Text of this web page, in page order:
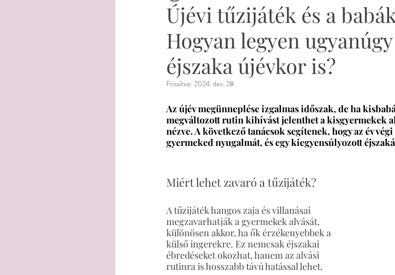
Újévi tűzijáték és a
Hogyan legyen
éjszaka újévkor is?
Frissítve: 2024. dec. 28.
Az újév megünneplése izgalmas időszak, de ha
megváltozott rutin kihívást jelenthet a kisgyermekek
nézve. A következő tanácsok segítenek, hogy az év
gyermeked nyugalmát, és egy kiegyensúlyozott
Miért lehet zavaró a tűzijáték?
A tűzijáték hangos zaja és villanásai
megzavarhatják a gyermekek alvását,
különösen akkor, ha ők érzékenyebbek a
külső ingerekre. Ez nemcsak éjszakai
ébredéseket okozhat, hanem az alvási
rutinra is hosszabb távú hatással lehet.